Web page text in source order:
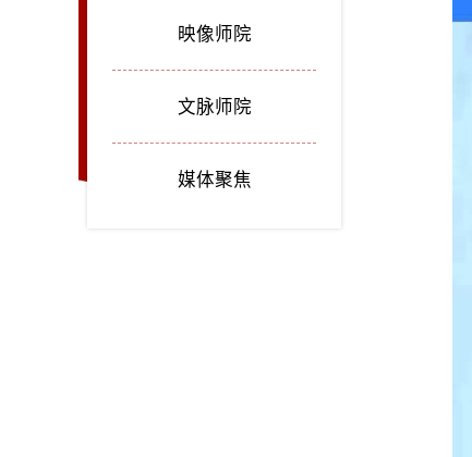
映像师院
文脉师院
媒体聚焦